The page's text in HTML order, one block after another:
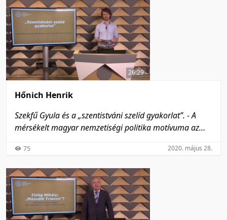
26:29
Hőnich Henrik
Szekfű Gyula és a „szentistváni szelíd gyakorlat”. - A
mérsékelt magyar nemzetiségi politika motívuma az
narratívájában
75 2020. május 28.